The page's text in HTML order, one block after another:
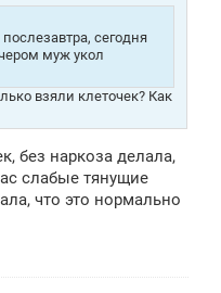
сегодня
муж укол
взяли клеточек? Как
без наркоза делала,
слабые тянущие
что это нормально